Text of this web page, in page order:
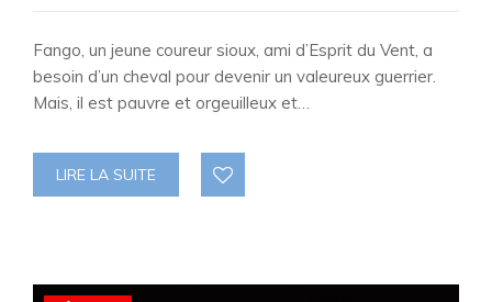
Fango, un jeune coureur sioux, ami d’Esprit du Vent, a
besoin d’un cheval pour devenir un valeureux guerrier.
Mais, il est pauvre et orgeuilleux et…
LIRE LA SUITE